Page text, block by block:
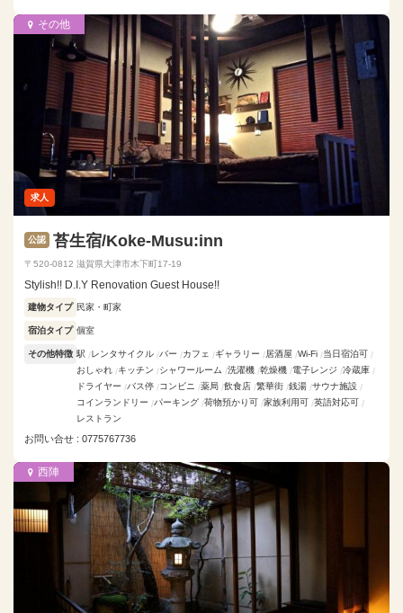
公認 苔生宿/Koke-Musu:inn
〒520-0812 滋賀県大津市木下町17-19
その他
Stylish!! D.I.Y Renovation Guest House!!
建物タイプ 民家・町家
宿泊タイプ 個室
その他特徴 駅 レンタサイクル バー カフェ ギャラリー 居酒屋 Wi-Fi
当日宿泊可
おしゃれ
キッチン シャワールーム 洗濯機 乾燥機 電子レンジ
冷蔵庫
ドライヤー
バス停 コンビニ 薬局 飲食店 繁華街 銭湯 サウナ施設
コインランドリー
パーキング 荷物預かり可 家族利用可 英語対応可
レストラン
お問い合せ : 0775767736
求人
西陣